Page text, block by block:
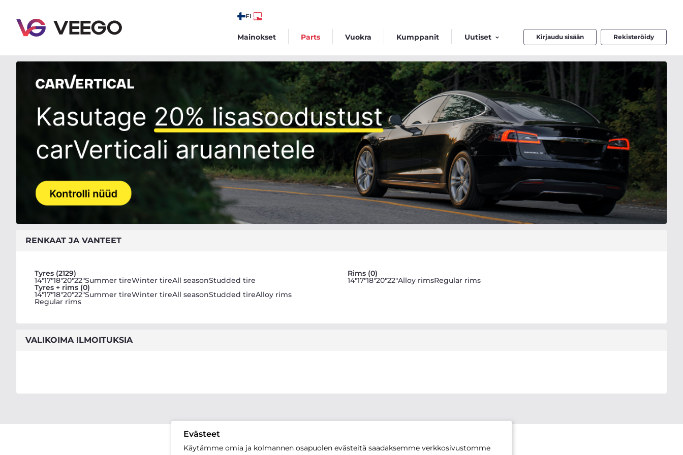
FI
Mainokset Parts Vuokra Kumppanit Uutiset Kirjaudu sisään Rekisteröidy
Veego - Buy and sell parts quickly and easily
RENKAAT JA VANTEET
Tyres (2129)
14"17"18"20"22"Summer tireWinter tireAll seasonStudded tire
Rims (0)
14"17"18"20"22"Alloy rimsRegular rims
Tyres + rims (0)
14"17"18"20"22"Summer tireWinter tireAll seasonStudded tireAlloy rims
Regular rims
VALIKOIMA ILMOITUKSIA
Evästeet
Käytämme omia ja kolmannen osapuolen evästeitä saadaksemme verkkosivustomme